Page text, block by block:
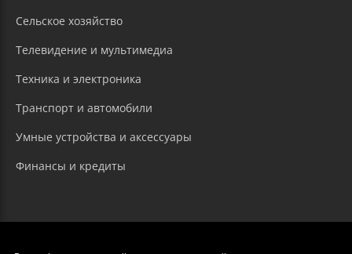
Сельское хозяйство
Телевидение и мультимедиа
Техника и электроника
Транспорт и автомобили
Умные устройства и аксессуары
Финансы и кредиты